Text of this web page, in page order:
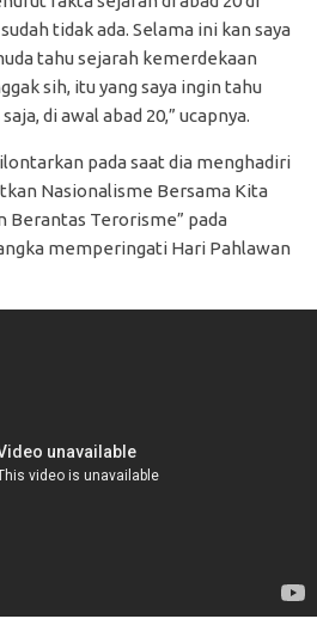
tidak ada. Selama ini kan saya
tahu sejarah kemerdekaan
sih, itu yang saya ingin tahu
di awal abad 20,” ucapnya.
pada saat dia menghadiri
Nasionalisme Bersama Kita
Berantas Terorisme” pada
memperingati Hari Pahlawan